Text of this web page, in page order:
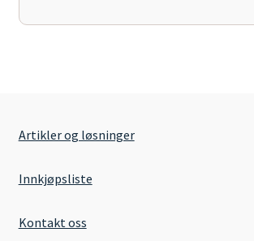
Artikler og løsninger
Innkjøpsliste
Kontakt oss